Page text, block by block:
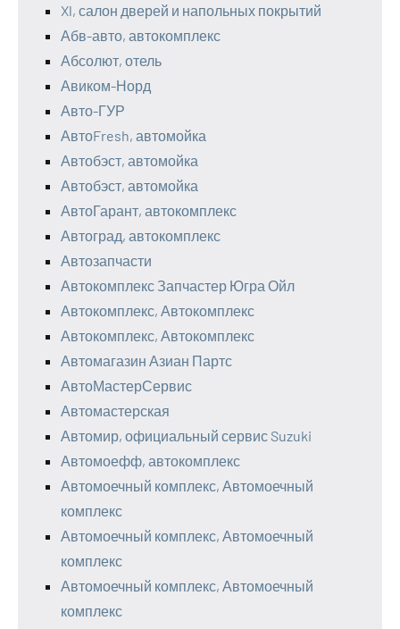
Xl, салон дверей и напольных покрытий
Абв-авто, автокомплекс
Абсолют, отель
Авиком-Норд
Авто-ГУР
АвтоFresh, автомойка
Автобэст, автомойка
Автобэст, автомойка
АвтоГарант, автокомплекс
Автоград, автокомплекс
Автозапчасти
Автокомплекс Запчастер Югра Ойл
Автокомплекс, Автокомплекс
Автокомплекс, Автокомплекс
Автомагазин Азиан Партс
АвтоМастерСервис
Автомастерская
Автомир, официальный сервис Suzuki
Автомоефф, автокомплекс
Автомоечный комплекс, Автомоечный
комплекс
Автомоечный комплекс, Автомоечный
комплекс
Автомоечный комплекс, Автомоечный
комплекс